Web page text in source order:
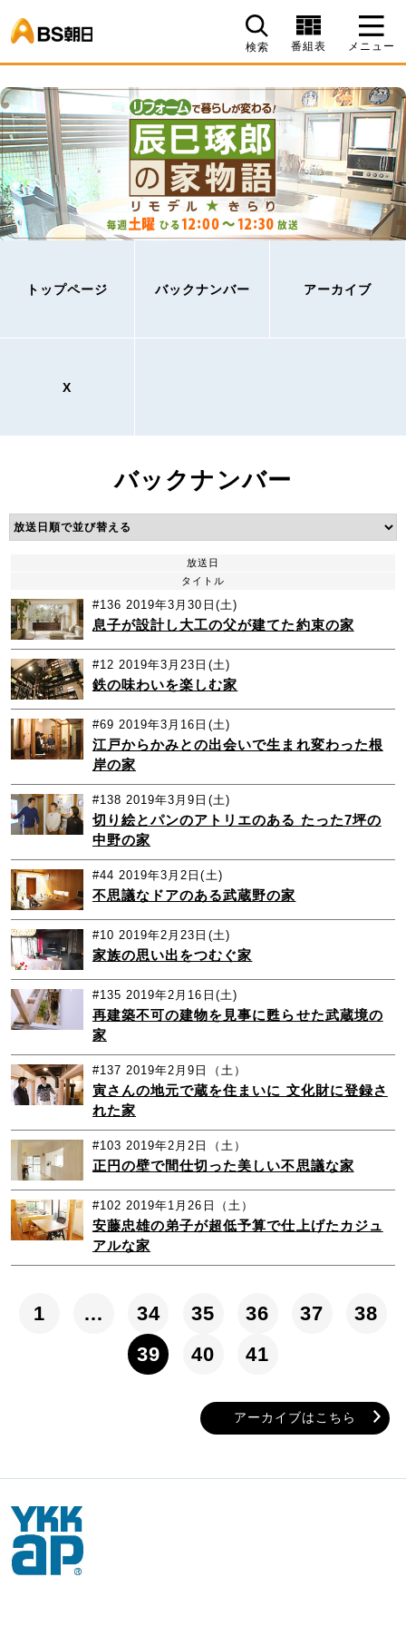
検索 番組表 メニュー
トップページ バックナンバー アーカイブ
X
バックナンバー
放送日
タイトル
#136 2019年3月30日(土)
息子が設計し大工の父が建てた約束の家
#12 2019年3月23日(土)
鉄の味わいを楽しむ家
#69 2019年3月16日(土)
江戸からかみとの出会いで生まれ変わった根
岸の家
#138 2019年3月9日(土)
切り絵とパンのアトリエのある たった7坪の
中野の家
#44 2019年3月2日(土)
不思議なドアのある武蔵野の家
#10 2019年2月23日(土)
家族の思い出をつむぐ家
#135 2019年2月16日(土)
再建築不可の建物を見事に甦らせた武蔵境の
家
#137 2019年2月9日（土）
寅さんの地元で蔵を住まいに 文化財に登録さ
れた家
#103 2019年2月2日（土）
正円の壁で間仕切った美しい不思議な家
#102 2019年1月26日（土）
安藤忠雄の弟子が超低予算で仕上げたカジュ
アルな家
1 … 34 35 36 37
38
39
40 41
アーカイブはこちら